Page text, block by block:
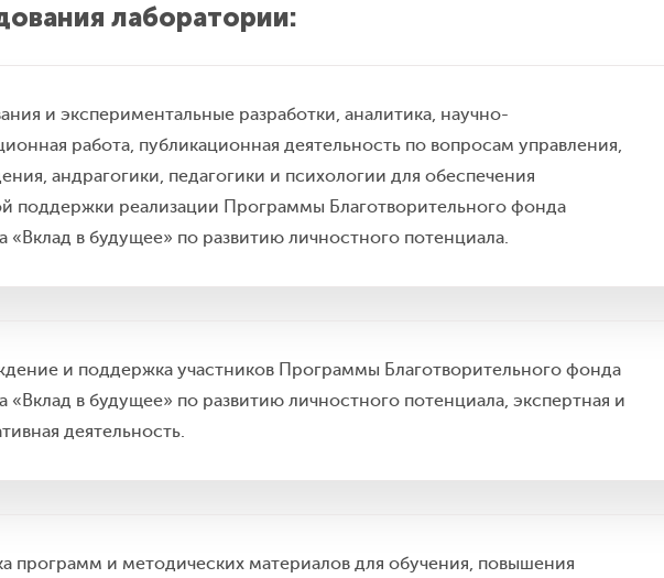
лаборатории:
и экспериментальные разработки, аналитика, научно-
работа, публикационная деятельность по вопросам управления,
андрагогики, педагогики и психологии для обеспечения
поддержки реализации Программы Благотворительного фонда
«Вклад в будущее» по развитию личностного потенциала.
и поддержка участников Программы Благотворительного фонда
«Вклад в будущее» по развитию личностного потенциала, экспертная и
деятельность.
программ и методических материалов для обучения, повышения